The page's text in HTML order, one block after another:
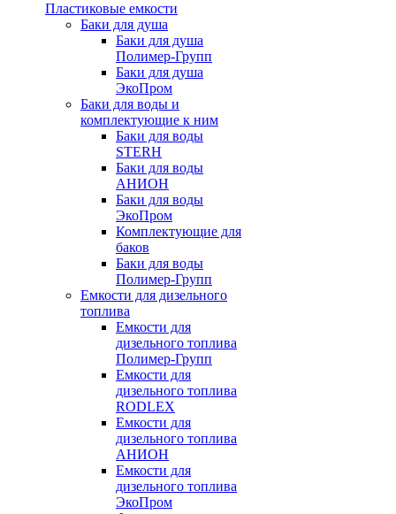
Пластиковые емкости
Баки для душа
Баки для душа
Полимер-Групп
Баки для душа
ЭкоПром
Баки для воды и
комплектующие к ним
Баки для воды
STERH
Баки для воды
АНИОН
Баки для воды
ЭкоПром
Комплектующие для
баков
Баки для воды
Полимер-Групп
Емкости для дизельного
топлива
Емкости для
дизельного топлива
Полимер-Групп
Емкости для
дизельного топлива
RODLEX
Емкости для
дизельного топлива
АНИОН
Емкости для
дизельного топлива
ЭкоПром